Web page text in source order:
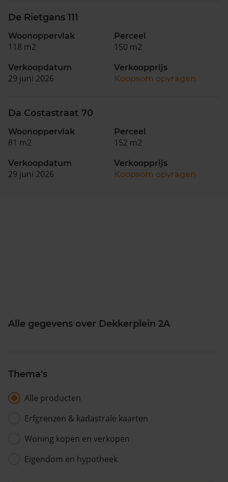
De Rietgans 111
Woonoppervlak
118 m2
Perceel
150 m2
Verkoopdatum
29 juni 2026
Verkoopprijs
Koopsom opvragen
Da Costastraat 70
Woonoppervlak
81 m2
Perceel
152 m2
Verkoopdatum
29 juni 2026
Verkoopprijs
Koopsom opvragen
Alle gegevens over Dekkerplein 2A
Thema's
Alle producten
Erfgrenzen & kadastrale kaarten
Woning kopen en verkopen
Eigendom en hypotheek